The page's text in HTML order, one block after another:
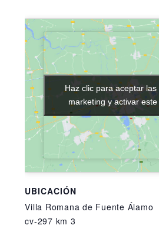
UBICACIÓN
Villa Romana de Fuente Álamo
cv-297 km 3
Haz clic para aceptar
marketing y activar
Haz clic para aceptar
marketing y activar